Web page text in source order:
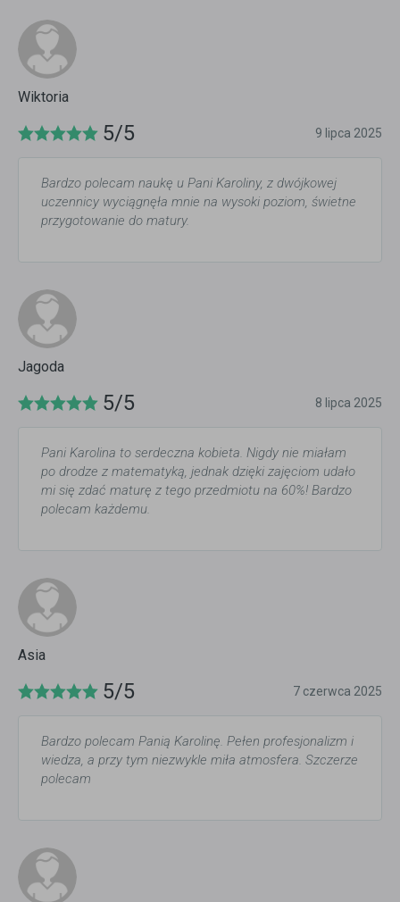
Wiktoria
5/5 9 lipca 2025
Bardzo polecam naukę u Pani Karoliny, z dwójkowej
uczennicy wyciągnęła mnie na wysoki poziom, świetne
przygotowanie do matury.
Jagoda
5/5 8 lipca 2025
Pani Karolina to serdeczna kobieta. Nigdy nie miałam
po drodze z matematyką, jednak dzięki zajęciom udało
mi się zdać maturę z tego przedmiotu na 60%! Bardzo
polecam każdemu.
Asia
5/5 7 czerwca 2025
Bardzo polecam Panią Karolinę. Pełen profesjonalizm i
wiedza, a przy tym niezwykle miła atmosfera. Szczerze
polecam